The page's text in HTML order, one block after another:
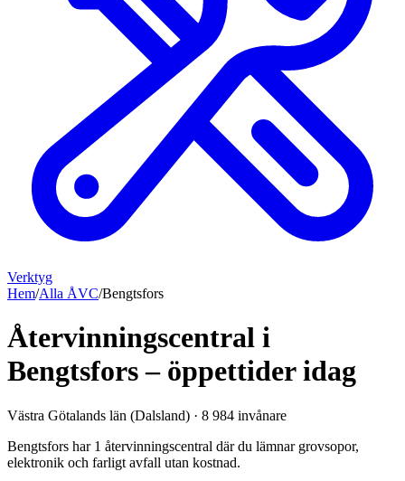
Verktyg
Hem/Alla ÅVC/Bengtsfors
Återvinningscentral i
Bengtsfors – öppettider idag
Västra Götalands län (Dalsland) · 8 984 invånare
Bengtsfors har 1 återvinningscentral där du lämnar grovsopor,
elektronik och farligt avfall utan kostnad.